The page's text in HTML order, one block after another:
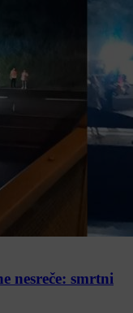
nesreče: smrtni